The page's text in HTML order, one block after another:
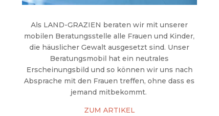
Als LAND-GRAZIEN beraten wir mit unserer
mobilen Beratungsstelle alle Frauen und Kinder,
die häuslicher Gewalt ausgesetzt sind. Unser
Beratungsmobil hat ein neutrales
Erscheinungsbild und so können wir uns nach
Absprache mit den Frauen treffen, ohne dass es
jemand mitbekommt.
ZUM ARTIKEL